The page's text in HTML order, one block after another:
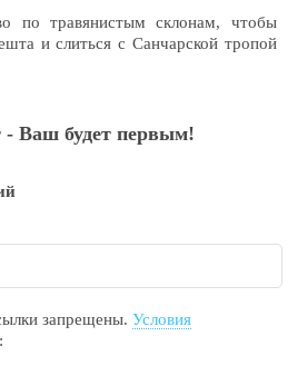
по травянистым склонам, чтобы
и слиться с Санчарской тропой
- Ваш будет первым!
запрещены.Условия